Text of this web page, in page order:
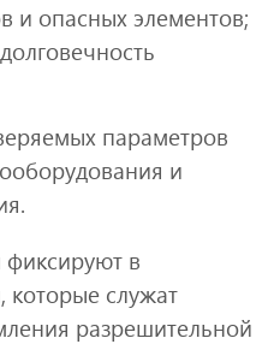
и опасных элементов;
параметров
и
фиксируют в
которые служат
разрешительной